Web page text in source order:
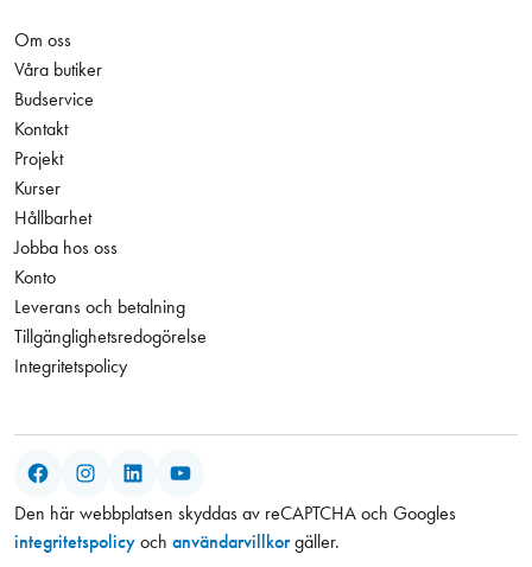
Om oss
Våra butiker
Budservice
Kontakt
Projekt
Kurser
Hållbarhet
Jobba hos oss
Konto
Leverans och betalning
Tillgänglighetsredogörelse
Integritetspolicy
Facebook
Instagram
LinkedIn
Den här webbplatsen skyddas av reCAPTCHA och Googles
integritetspolicy och användarvillkorgäller.